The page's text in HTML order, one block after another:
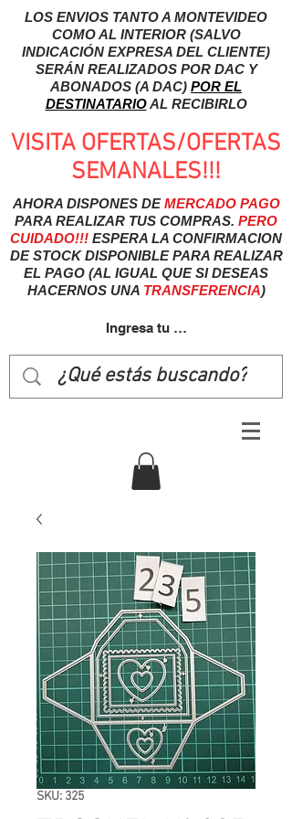
LOS ENVIOS TANTO A MONTEVIDEO
COMO AL INTERIOR (SALVO
INDICACIÓN EXPRESA DEL CLIENTE)
SERÁN REALIZADOS POR DAC Y
ABONADOS (A DAC) POR EL
DESTINATARIOAL RECIBIRLO
VISITA OFERTAS/OFERTAS
SEMANALES!!!
AHORA DISPONES DEMERCADO PAGO
PARA REALIZAR TUS COMPRAS. PERO
CUIDADO!!! ESPERA LA CONFIRMACION
DE STOCK DISPONIBLE PARA REALIZAR
EL PAGO (AL IGUAL QUE SI DESEAS
HACERNOS UNA TRANSFERENCIA)
Ingresa tu usuairo
SKU: 325